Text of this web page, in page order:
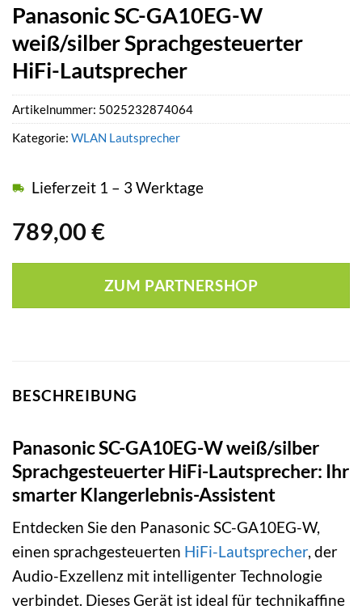
Panasonic SC-GA10EG-W
weiß/silber Sprachgesteuerter
HiFi-Lautsprecher
789,00 €
Lieferzeit 1 – 3 Werktage
ZUM PARTNERSHOP
Artikelnummer: 5025232874064
Kategorie: WLAN Lautsprecher
BESCHREIBUNG
Panasonic SC-GA10EG-W weiß/silber
Sprachgesteuerter HiFi-Lautsprecher: Ihr
smarter Klangerlebnis-Assistent
Entdecken Sie den Panasonic SC-GA10EG-W,
einen sprachgesteuerten HiFi-Lautsprecher, der
Audio-Exzellenz mit intelligenter Technologie
verbindet. Dieses Gerät ist ideal für technikaffine